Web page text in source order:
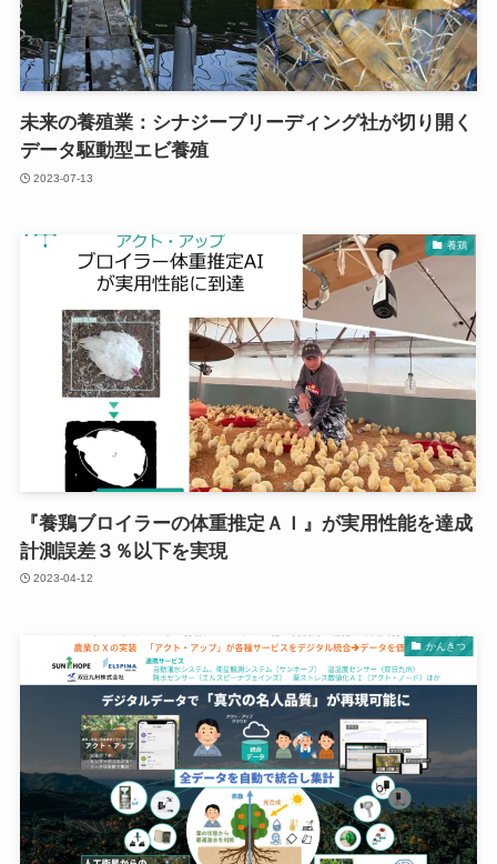
未来の養殖業：シナジーブリーディング社が切り開く
データ駆動型エビ養殖
2023-07-13
養鶏
『養鶏ブロイラーの体重推定ＡＩ』が実⽤性能を達成
計測誤差３％以下を実現
2023-04-12
かんきつ